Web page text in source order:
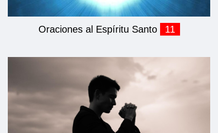
Oraciones al Espíritu Santo 11